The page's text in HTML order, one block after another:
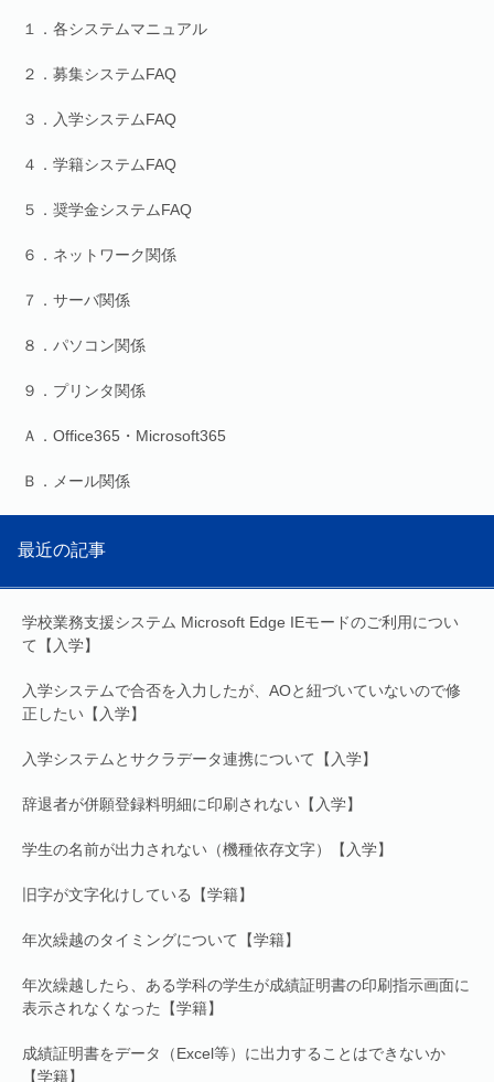
１．各システムマニュアル
２．募集システムFAQ
３．入学システムFAQ
４．学籍システムFAQ
５．奨学金システムFAQ
６．ネットワーク関係
７．サーバ関係
８．パソコン関係
９．プリンタ関係
Ａ．Office365・Microsoft365
Ｂ．メール関係
最近の記事
学校業務支援システム Microsoft Edge IEモードのご利用につい
て【入学】
入学システムで合否を入力したが、AOと紐づいていないので修
正したい【入学】
入学システムとサクラデータ連携について【入学】
辞退者が併願登録料明細に印刷されない【入学】
学生の名前が出力されない（機種依存文字）【入学】
旧字が文字化けしている【学籍】
年次繰越のタイミングについて【学籍】
年次繰越したら、ある学科の学生が成績証明書の印刷指示画面に
表示されなくなった【学籍】
成績証明書をデータ（Excel等）に出力することはできないか
【学籍】